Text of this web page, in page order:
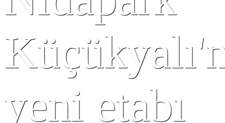
yeni etabı